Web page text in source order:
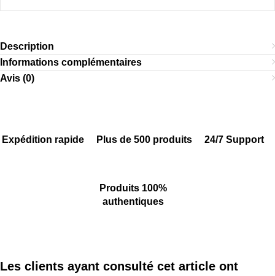
Description
Informations complémentaires
Avis (0)
Expédition rapide Plus de 500 produits 24/7 Support
Produits 100%
authentiques
Les clients ayant consulté cet article ont